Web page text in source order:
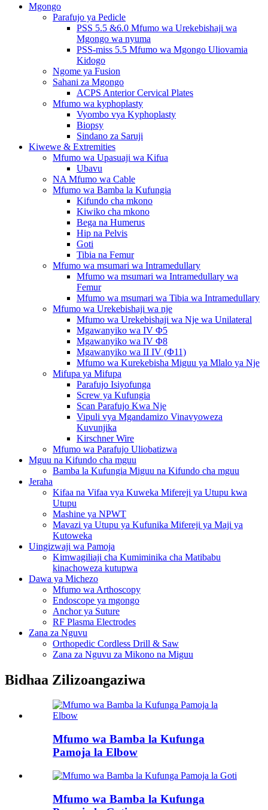
Mgongo
Parafujo ya Pedicle
PSS 5.5 &6.0 Mfumo wa Urekebishaji wa
Mgongo wa nyuma
PSS-miss 5.5 Mfumo wa Mgongo Uliovamia
Kidogo
Ngome ya Fusion
Sahani za Mgongo
ACPS Anterior Cervical Plates
Mfumo wa kyphoplasty
Vyombo vya Kyphoplasty
Biopsy
Sindano za Saruji
Kiwewe & Extremities
Mfumo wa Upasuaji wa Kifua
Ubavu
NA Mfumo wa Cable
Mfumo wa Bamba la Kufungia
Kifundo cha mkono
Kiwiko cha mkono
Bega na Humerus
Hip na Pelvis
Goti
Tibia na Femur
Mfumo wa msumari wa Intramedullary
Mfumo wa msumari wa Intramedullary wa
Femur
Mfumo wa msumari wa Tibia wa Intramedullary
Mfumo wa Urekebishaji wa nje
Mfumo wa Urekebishaji wa Nje wa Unilateral
Mgawanyiko wa IV Φ5
Mgawanyiko wa IV Φ8
Mgawanyiko wa II IV (Φ11)
Mfumo wa Kurekebisha Miguu ya Mlalo ya Nje
Mifupa ya Mifupa
Parafujo Isiyofunga
Screw ya Kufungia
Scan Parafujo Kwa Nje
Vipuli vya Mgandamizo Vinavyoweza
Kuvunjika
Kirschner Wire
Mfumo wa Parafujo Uliobatizwa
Mguu na Kifundo cha mguu
Bamba la Kufungia Miguu na Kifundo cha mguu
Jeraha
Kifaa na Vifaa vya Kuweka Mifereji ya Utupu kwa
Utupu
Mashine ya NPWT
Mavazi ya Utupu ya Kufunika Mifereji ya Maji ya
Kutoweka
Uingizwaji wa Pamoja
Kimwagiliaji cha Kumiminika cha Matibabu
kinachoweza kutupwa
Dawa ya Michezo
Mfumo wa Arthoscopy
Endoscope ya mgongo
Anchor ya Suture
RF Plasma Electrodes
Zana za Nguvu
Orthopedic Cordless Drill & Saw
Zana za Nguvu za Mikono na Miguu
Bidhaa Zilizoangaziwa
Mfumo wa Bamba la Kufunga
Pamoja la Elbow
Mfumo wa Bamba la Kufunga